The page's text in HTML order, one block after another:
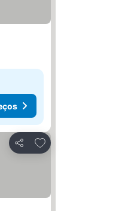
Partilhar
Adicionar aos favoritos